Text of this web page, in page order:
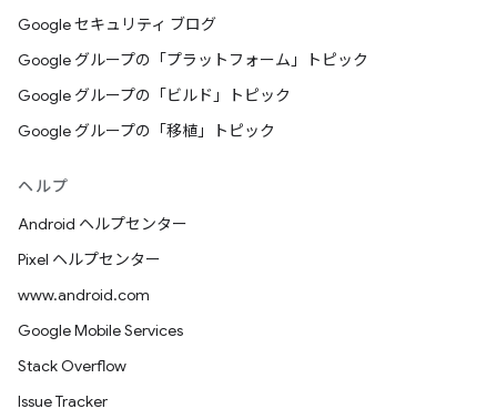
Google セキュリティ ブログ
Google グループの「プラットフォーム」トピック
Google グループの「ビルド」トピック
Google グループの「移植」トピック
ヘルプ
Android ヘルプセンター
Pixel ヘルプセンター
www.android.com
Google Mobile Services
Stack Overflow
Issue Tracker